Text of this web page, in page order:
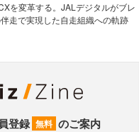
を変革する。JALデジタルがブレ
走で実現した自走組織への軌跡
登録 無料 のご案内